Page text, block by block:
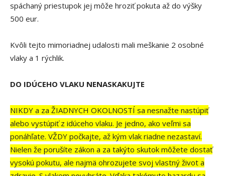
spáchaný priestupok jej môže hroziť pokuta až do výšky
500 eur.
Kvôli tejto mimoriadnej udalosti mali meškanie 2 osobné
vlaky a 1 rýchlik.
DO IDÚCEHO VLAKU NENASKAKUJTE
NIKDY a za ŽIADNYCH OKOLNOSTÍ sa nesnažte nastúpiť
alebo vystúpiť z idúceho vlaku. Je jedno, ako veľmi sa
ponáhľate. VŽDY počkajte, až kým vlak riadne nezastaví.
Nielen že porušíte zákon a za takýto skutok môžete dostať
vysokú pokutu, ale najmä ohrozujete svoj vlastný život a